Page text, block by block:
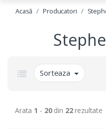
Acasă Producatori
Sorteaza
Arata 1 - 20din 22rezultate